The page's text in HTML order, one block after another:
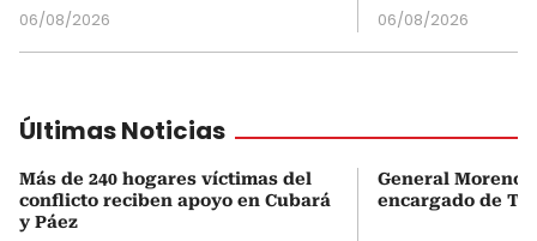
06/08/2026 06/08/2026
Últimas Noticias
Más de 240 hogares víctimas del
conflicto reciben apoyo en Cubará
y Páez
General Moreno
encargado de